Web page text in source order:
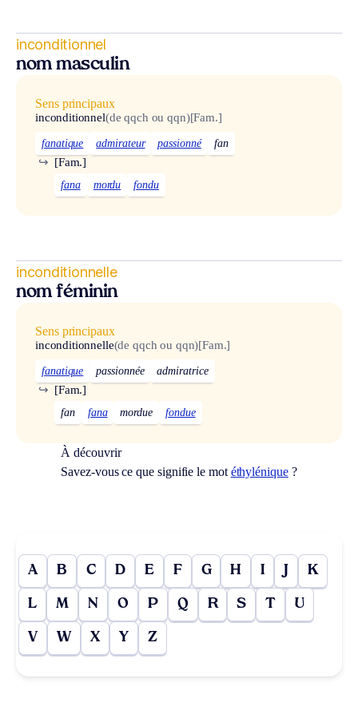
inconditionnel
nom masculin
Sens principaux
inconditionnel(de qqch ou qqn)[Fam.]
fanatique admirateur passionné fan
[Fam.]
↪
fana mordu fondu
inconditionnelle
nom féminin
Sens principaux
inconditionnelle(de qqch ou qqn)[Fam.]
fanatique passionnée admiratrice
[Fam.]
↪
fan fana mordue fondue
À découvrir
Savez-vous ce que signifie le mot éthylénique?
A B C D E F G H I J K
L M N O P Q R S T U
V W X Y Z